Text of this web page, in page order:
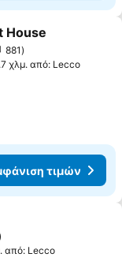
αγαπημένα
House
881
χλμ. από: Lecco
τιμών
αγαπημένα
από: Lecco